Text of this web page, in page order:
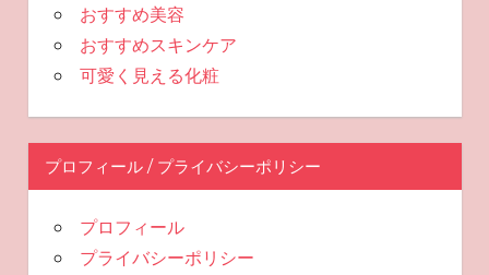
おすすめ美容
おすすめスキンケア
可愛く見える化粧
プロフィール / プライバシーポリシー
プロフィール
プライバシーポリシー